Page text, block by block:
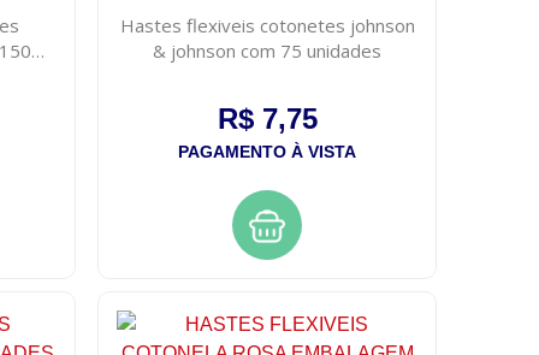
Hastes flexiveis cotonetes johnson
& johnson com 75 unidades
R$ 7,75
PAGAMENTO À VISTA